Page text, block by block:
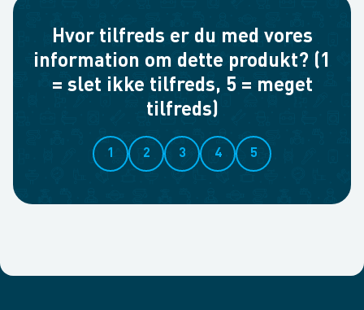
Hvor tilfreds er du med vores
information om dette produkt? (1
= slet ikke tilfreds, 5 = meget
tilfreds)
1 2 3 4 5